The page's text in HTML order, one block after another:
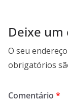
Deixe
O seu
obrigatórios
Comentário *